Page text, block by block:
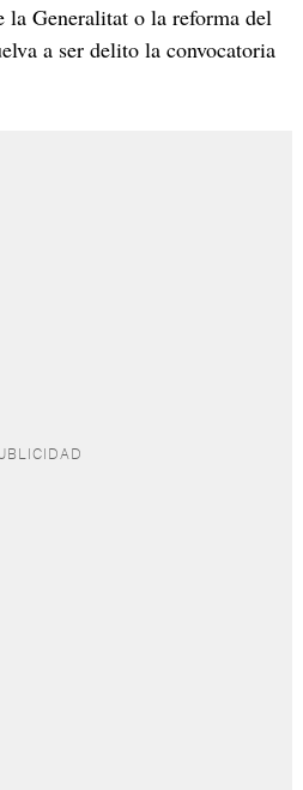
la Generalitat o la reforma del
a ser delito la convocatoria